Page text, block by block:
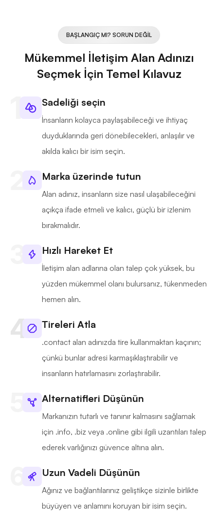
BAŞLANGIÇ MI? SORUN DEĞIL
Mükemmel İletişim Alan Adınızı
Seçmek İçin Temel Kılavuz
Sadeliği seçin
İnsanların kolayca paylaşabileceği ve ihtiyaç
duyduklarında geri dönebilecekleri, anlaşılır ve
akılda kalıcı bir isim seçin.
Marka üzerinde tutun
Alan adınız, insanların size nasıl ulaşabileceğini
açıkça ifade etmeli ve kalıcı, güçlü bir izlenim
bırakmalıdır.
Hızlı Hareket Et
İletişim alan adlarına olan talep çok yüksek, bu
yüzden mükemmel olanı bulursanız, tükenmeden
hemen alın.
Tireleri Atla
.contact alan adınızda tire kullanmaktan kaçının;
çünkü bunlar adresi karmaşıklaştırabilir ve
insanların hatırlamasını zorlaştırabilir.
Alternatifleri Düşünün
Markanızın tutarlı ve tanınır kalmasını sağlamak
için .info, .biz veya .online gibi ilgili uzantıları talep
ederek varlığınızı güvence altına alın.
Uzun Vadeli Düşünün
Ağınız ve bağlantılarınız geliştikçe sizinle birlikte
büyüyen ve anlamını koruyan bir isim seçin.